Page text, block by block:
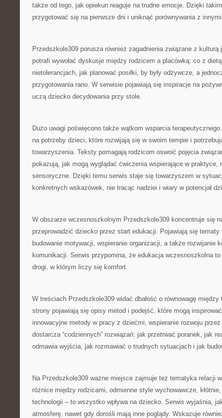
także od tego, jak opiekun reaguje na trudne emocje. Dzięki
przygotować się na pierwsze dni i uniknąć porównywania z
Przedszkole309 porusza również zagadnienia związane z
potrafi wywołać dyskusje między rodzicem a placówką: co z
nietolerancjach, jak planować posiłki, by były odżywcze, a
przygotowania rano. W serwisie pojawiają się inspiracje na
uczą dziecko decydowania przy stole.
Dużo uwagi poświęcono także wątkom wsparcia
na potrzeby dzieci, które rozwijają się w swoim tempie i
towarzyszenia. Teksty pomagają rodzicom oswoić pojęcia
pokazują, jak mogą wyglądać ćwiczenia wspierające w praktyce,
sensoryczne. Dzięki temu serwis staje się towarzyszem w
konkretnych wskazówek, nie tracąc nadziei i wiary w potencjał
W obszarze wczesnoszkolnym Przedszkole309 koncentruje się
przeprowadzić dziecko przez start edukacji. Pojawiają się
budowanie motywacji, wspieranie organizacji, a także rozwijanie
komunikacji. Serwis przypomina, że edukacja wczesnoszkolna
drogi, w którym liczy się komfort.
W treściach Przedszkole309 widać dbałość o równowagę
strony pojawiają się opisy metod i podejść, które mogą
innowacyjne metody w pracy z dziećmi, wspieranie rozwoju
dostarcza “codziennych” rozwiązań: jak przetrwać poranek, jak
odmawia wyjścia, jak rozmawiać o trudnych sytuacjach i jak
Na Przedszkole309 ważne miejsce zajmuje też tematyka relacji
różnice między rodzicami, odmienne style wychowawcze,
technologii – to wszystko wpływa na dziecko. Serwis wyjaśnia,
atmosferę, nawet gdy dorośli mają inne poglądy. Wskazuje